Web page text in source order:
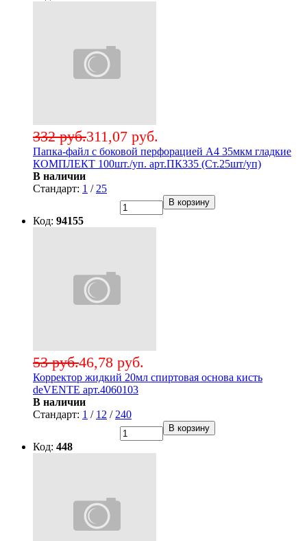
311,07 руб.
332 руб.
Папка-файл с боковой перфорацией А4 35мкм гладкие
КОМПЛЕКТ 100шт./уп. арт.ПК335 (Ст.25шт/уп)
В наличии
Стандарт: 1 / 25
В корзину
Код: 94155
46,78 руб.
53 руб.
Корректор жидкий 20мл спиртовая основа кисть
deVENTE арт.4060103
В наличии
Стандарт: 1 / 12 / 240
В корзину
Код: 448